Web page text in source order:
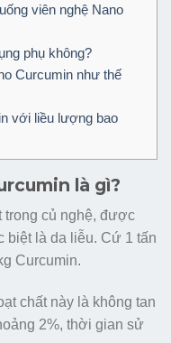
viên nghệ Nano
phụ không?
Curcumin như thế
với liều lượng bao
là gì?
trong củ nghệ, được
biệt là da liễu. Cứ 1 tấn
Curcumin.
chất này là không tan
2%, thời gian sử